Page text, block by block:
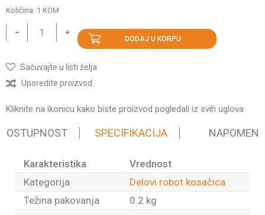
Količina: 1 KOM
DODAJ U KORPU
Sačuvajte u listi želja
Uporedite proizvod
Kliknite na ikonicu kako biste proizvod pogledali iz svih uglova
SPECIFIKACIJA NAPOMENA
Karakteristika
Vrednost
Kategorija
Delovi robot kosačica
Težina pakovanja
0.2 kg